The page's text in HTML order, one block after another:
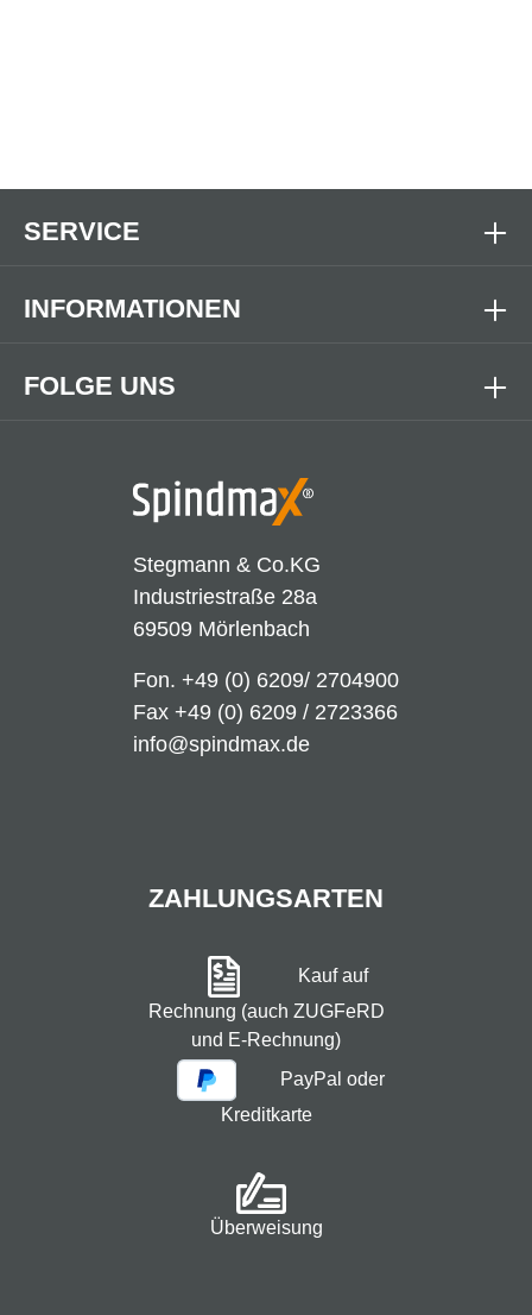
Stegmann & Co.KG
Industriestraße 28a
69509 Mörlenbach
Fon. +49 (0) 6209/ 2704900
Fax +49 (0) 6209 / 2723366
info@spindmax.de
FOLGE UNS
SERVICE
INFORMATIONEN
ZAHLUNGSARTEN
Kauf auf
Rechnung (auch ZUGFeRD
und E-Rechnung)
PayPal oder
Kreditkarte
Überweisung